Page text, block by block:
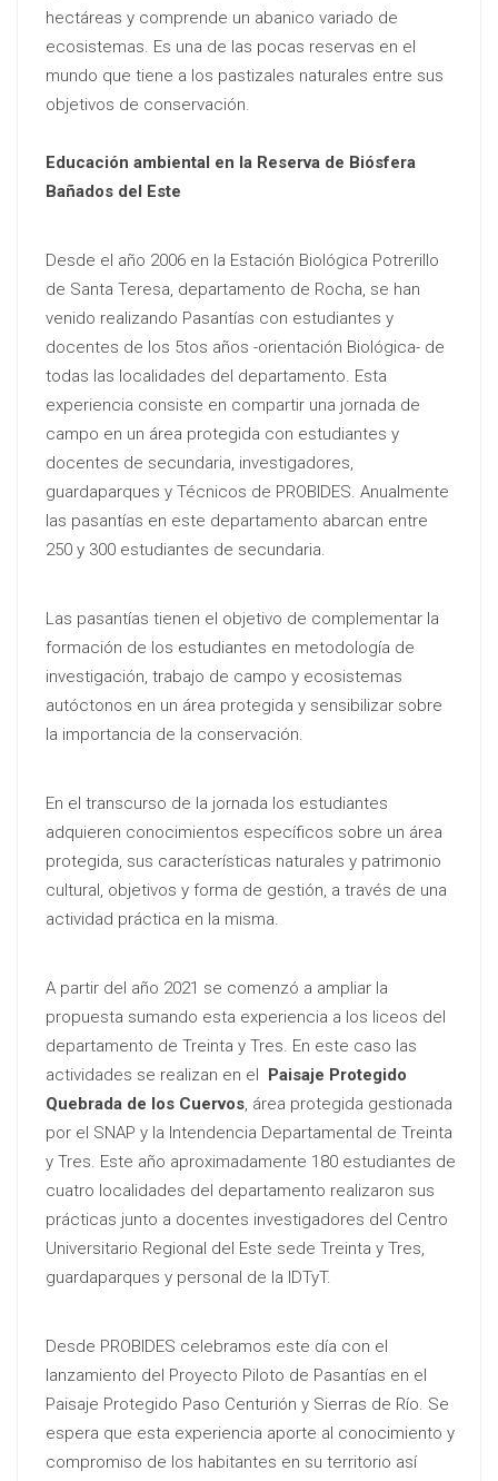
hectáreas y comprende un abanico variado de
ecosistemas. Es una de las pocas reservas en el
mundo que tiene a los pastizales naturales entre sus
objetivos de conservación.
Educación ambiental en la Reserva de Biósfera
Bañados del Este
Desde el año 2006 en la Estación Biológica Potrerillo
de Santa Teresa, departamento de Rocha, se han
venido realizando Pasantías con estudiantes y
docentes de los 5tos años -orientación Biológica- de
todas las localidades del departamento. Esta
experiencia consiste en compartir una jornada de
campo en un área protegida con estudiantes y
docentes de secundaria, investigadores,
guardaparques y Técnicos de PROBIDES. Anualmente
las pasantías en este departamento abarcan entre
250 y 300 estudiantes de secundaria.
Las pasantías tienen el objetivo de complementar la
formación de los estudiantes en metodología de
investigación, trabajo de campo y ecosistemas
autóctonos en un área protegida y sensibilizar sobre
la importancia de la conservación.
En el transcurso de la jornada los estudiantes
adquieren conocimientos específicos sobre un área
protegida, sus características naturales y patrimonio
cultural, objetivos y forma de gestión, a través de una
actividad práctica en la misma.
A partir del año 2021 se comenzó a ampliar la
propuesta sumando esta experiencia a los liceos del
departamento de Treinta y Tres. En este caso las
actividades se realizan en el Paisaje Protegido
Quebrada de los Cuervos , área protegida gestionada
por el SNAP y la Intendencia Departamental de Treinta
y Tres. Este año aproximadamente 180 estudiantes de
cuatro localidades del departamento realizaron sus
prácticas junto a docentes investigadores del Centro
Universitario Regional del Este sede Treinta y Tres,
guardaparques y personal de la IDTyT.
Desde PROBIDES celebramos este día con el
lanzamiento del Proyecto Piloto de Pasantías en el
Paisaje Protegido Paso Centurión y Sierras de Río. Se
espera que esta experiencia aporte al conocimiento y
compromiso de los habitantes en su territorio así